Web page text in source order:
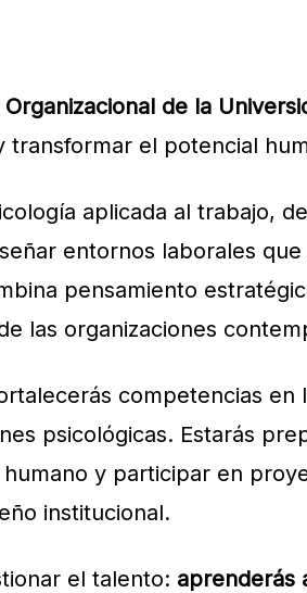
de la
el potencial
aplicada al trabajo,
entornos laborales
pensamiento
las organizaciones
competencias
psicológicas. Estarás
y participar en
institucional.
el talento: aprenderás